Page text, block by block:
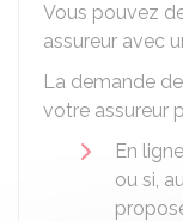
Vous pouvez
assureur avec
La demande
votre assureur
En
ou si,